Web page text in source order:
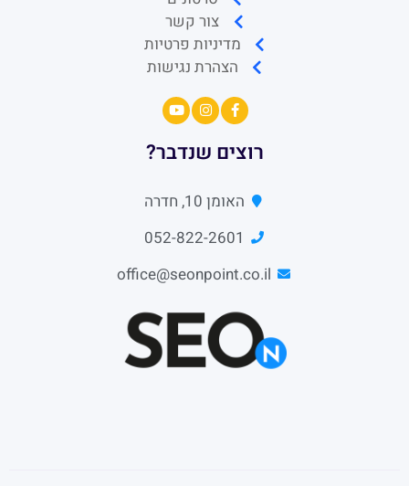
צור קשר
מדיניות פרטיות
הצהרת נגישות
רוצים שנדבר?
האומן 10, חדרה
052-822-2601
office@seonpoint.co.il